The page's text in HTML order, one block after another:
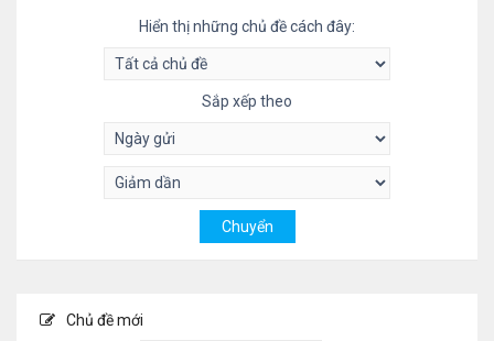
Hiển thị những chủ đề cách đây:
Sắp xếp theo
Chủ đề mới